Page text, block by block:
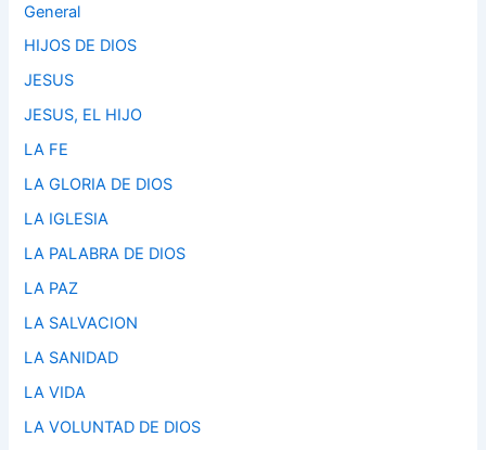
General
HIJOS DE DIOS
JESUS
JESUS, EL HIJO
LA FE
LA GLORIA DE DIOS
LA IGLESIA
LA PALABRA DE DIOS
LA PAZ
LA SALVACION
LA SANIDAD
LA VIDA
LA VOLUNTAD DE DIOS